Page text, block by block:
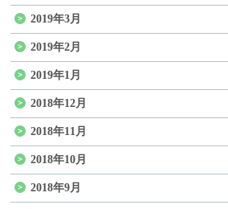
2019年3月
2019年2月
2019年1月
2018年12月
2018年11月
2018年10月
2018年9月